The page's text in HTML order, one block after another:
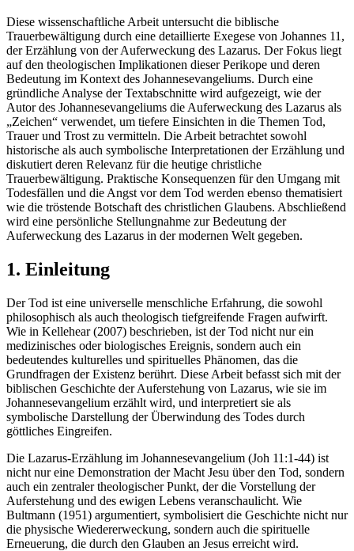
Diese wissenschaftliche Arbeit untersucht die biblische
Trauerbewältigung durch eine detaillierte Exegese von Johannes 11,
der Erzählung von der Auferweckung des Lazarus. Der Fokus liegt
auf den theologischen Implikationen dieser Perikope und deren
Bedeutung im Kontext des Johannesevangeliums. Durch eine
gründliche Analyse der Textabschnitte wird aufgezeigt, wie der
Autor des Johannesevangeliums die Auferweckung des Lazarus als
„Zeichen“ verwendet, um tiefere Einsichten in die Themen Tod,
Trauer und Trost zu vermitteln. Die Arbeit betrachtet sowohl
historische als auch symbolische Interpretationen der Erzählung und
diskutiert deren Relevanz für die heutige christliche
Trauerbewältigung. Praktische Konsequenzen für den Umgang mit
Todesfällen und die Angst vor dem Tod werden ebenso thematisiert
wie die tröstende Botschaft des christlichen Glaubens. Abschließend
wird eine persönliche Stellungnahme zur Bedeutung der
Auferweckung des Lazarus in der modernen Welt gegeben.
1. Einleitung
Der Tod ist eine universelle menschliche Erfahrung, die sowohl
philosophisch als auch theologisch tiefgreifende Fragen aufwirft.
Wie in Kellehear (2007) beschrieben, ist der Tod nicht nur ein
medizinisches oder biologisches Ereignis, sondern auch ein
bedeutendes kulturelles und spirituelles Phänomen, das die
Grundfragen der Existenz berührt. Diese Arbeit befasst sich mit der
biblischen Geschichte der Auferstehung von Lazarus, wie sie im
Johannesevangelium erzählt wird, und interpretiert sie als
symbolische Darstellung der Überwindung des Todes durch
göttliches Eingreifen.
Die Lazarus-Erzählung im Johannesevangelium (Joh 11:1-44) ist
nicht nur eine Demonstration der Macht Jesu über den Tod, sondern
auch ein zentraler theologischer Punkt, der die Vorstellung der
Auferstehung und des ewigen Lebens veranschaulicht. Wie
Bultmann (1951) argumentiert, symbolisiert die Geschichte nicht nur
die physische Wiedererweckung, sondern auch die spirituelle
Erneuerung, die durch den Glauben an Jesus erreicht wird.